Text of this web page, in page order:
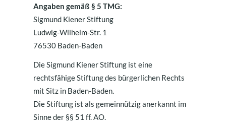
Angaben gemäß § 5 TMG:
Sigmund Kiener Stiftung
Ludwig-Wilhelm-Str. 1
76530 Baden-Baden
Die Sigmund Kiener Stiftung ist eine
rechtsfähige Stiftung des bürgerlichen Rechts
mit Sitz in Baden-Baden.
Die Stiftung ist als gemeinnützig anerkannt im
Sinne der §§ 51 ff. AO.